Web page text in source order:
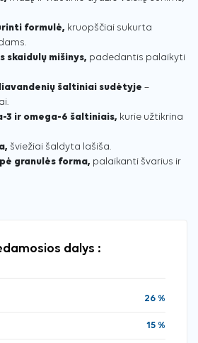
formulė, kruopščiai sukurta
skaidulų mišinys, padedantis palaikyti
šaltiniai sudėtyje –
3 ir omega-6 šaltiniais, kurie užtikrina
šviežiai šaldyta lašiša.
granulės forma, palaikanti švarius ir
dalys :
26 %
15 %